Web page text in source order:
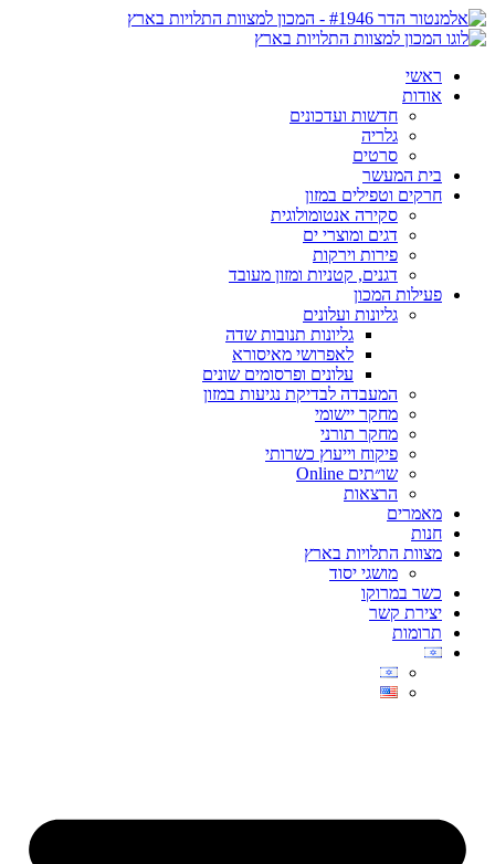
ראשי
אודות
חדשות ועדכונים
גלריה
סרטים
בית המעשר
חרקים וטפילים במזון
סקירה אנטומולוגית
דגים ומוצרי ים
פירות וירקות
דגנים, קטניות ומזון מעובד
פעילות המכון
גליונות ועלונים
גליונות תנובות שדה
לאפרושי מאיסורא
עלונים ופרסומים שונים
המעבדה לבדיקת נגיעות במזון
מחקר יישומי
מחקר תורני
פיקוח וייעוץ כשרותי
שו״תים Online
הרצאות
מאמרים
חנות
מצוות התלויות בארץ
מושגי יסוד
כשר במרוקו
יצירת קשר
תרומות